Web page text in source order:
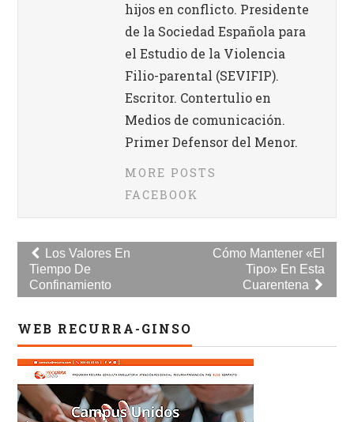
hijos en conflicto. Presidente
de la Sociedad Española para
el Estudio de la Violencia
Filio-parental (SEVIFIP).
Escritor. Contertulio en
Medios de comunicación.
Primer Defensor del Menor.
MORE POSTS
FACEBOOK
Navegación
de
entradas
Los Valores En
Tiempo De
Confinamiento
Cómo Mantener «el
Tipo» En Esta
Cuarentena
WEB RECURRA-GINSO